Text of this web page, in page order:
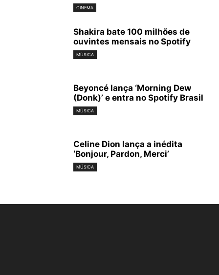
CINEMA
Shakira bate 100 milhões de
ouvintes mensais no Spotify
MÚSICA
Beyoncé lança ‘Morning Dew
(Donk)’ e entra no Spotify Brasil
MÚSICA
Celine Dion lança a inédita
‘Bonjour, Pardon, Merci’
MÚSICA